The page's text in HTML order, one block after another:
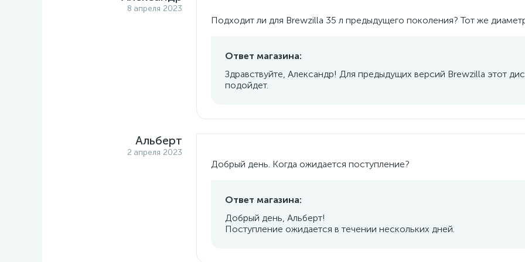
8 апреля 2023
Подходит ли для Brewzilla 35 л предыдущего поколения? Тот же
Ответ магазина:
Здравствуйте, Александр! Для предыдущих версий Brewzilla этот
подойдет.
Альберт
2 апреля 2023
Добрый день. Когда ожидается поступление?
Ответ магазина:
Добрый день, Альберт!
Поступление ожидается в течении нескольких дней.